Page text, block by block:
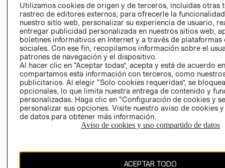
AVISO DE
PRIVACIDAD
GIFT CARD
AVISO DE
COOKIES
Utilizamos cookies de origen y de terceros, incluidas otras
rastreo de editores externos, para ofrecerle la
nuestro sitio web, personalizar su experiencia de usuario,
entregar publicidad personalizada en nuestros sitios web,
boletines informativos en Internet y a través de plataformas
sociales. Con ese fin, recopilamos información sobre el
patrones de navegación y el dispositivo.
Al hacer clic en “Aceptar todas”, acepta y está de acuerdo
compartamos esta información con terceros, como
publicitarios. Al elegir “Solo cookies requeridas”, se
opcionales, lo que limita nuestra entrega de contenido y
personalizadas. Haga clic en “Configuración de cookies y
personalizar sus opciones. Visite nuestro aviso de cookies
de datos para obtener más información.
Aviso de cookies y uso compartido de datos
ACEPTAR TODO